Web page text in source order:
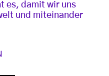
es, damit wir uns
und miteinander